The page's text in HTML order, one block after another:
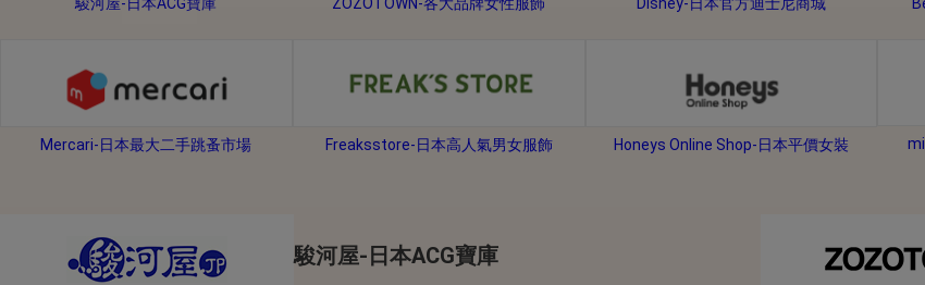
2026年8月1日上午00:00開始至2026年8月31日晚上23:59結束。
每人單一帳號每日只可簽到1次，逾期不得補簽。
Letao Dollar使用規則：
Mercari-日本最大二手跳蚤市場 Freaksstore-日本高人氣男女服飾 Honeys Online Shop-日本平價女裝
駿河屋-日本ACG寶庫